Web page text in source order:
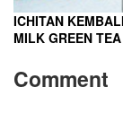
ICHITAN
MILK GREEN TEA
Comment